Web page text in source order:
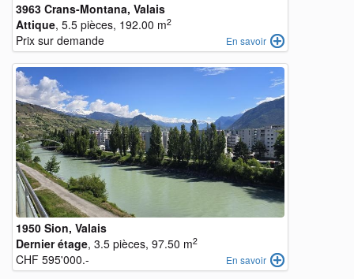
3963 Crans-Montana, Valais
Attique, 5.5 pièces, 192.00 m2
Prix sur demande En savoir
1950 Sion, Valais
Dernier étage, 3.5 pièces, 97.50 m2
CHF 595'000.- En savoir